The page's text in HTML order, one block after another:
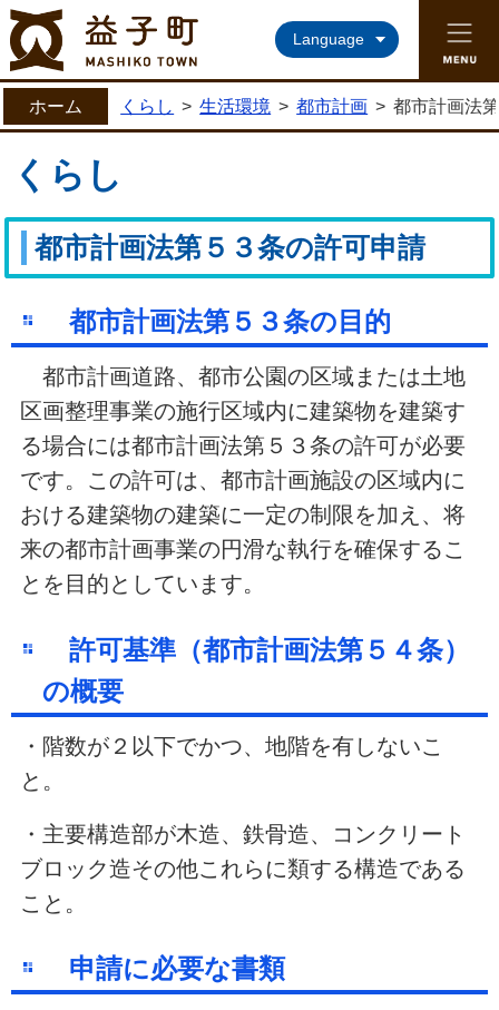
益子町ホームページ
Language
ホーム くらし > 生活環境 > 都市計画 > 都市計画法
くらし
都市計画法第５３条の許可申請
都市計画法第５３条の目的
都市計画道路、都市公園の区域または土地
区画整理事業の施行区域内に建築物を建築す
る場合には都市計画法第５３条の許可が必要
です。この許可は、都市計画施設の区域内に
おける建築物の建築に一定の制限を加え、将
来の都市計画事業の円滑な執行を確保するこ
とを目的としています。
許可基準（都市計画法第５４条）
の概要
・階数が２以下でかつ、地階を有しないこ
と。
・主要構造部が木造、鉄骨造、コンクリート
ブロック造その他これらに類する構造である
こと。
申請に必要な書類